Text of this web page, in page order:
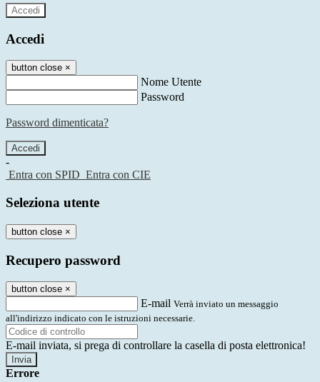
Accedi
Accedi
button close ×
Nome Utente
Password
Password dimenticata?
-
Entra con SPID Entra con CIE
Seleziona utente
button close ×
Recupero password
button close ×
E-mail Verrà inviato un messaggio
all'indirizzo indicato con le istruzioni necessarie.
E-mail inviata, si prega di controllare la casella di posta elettronica!
Errore